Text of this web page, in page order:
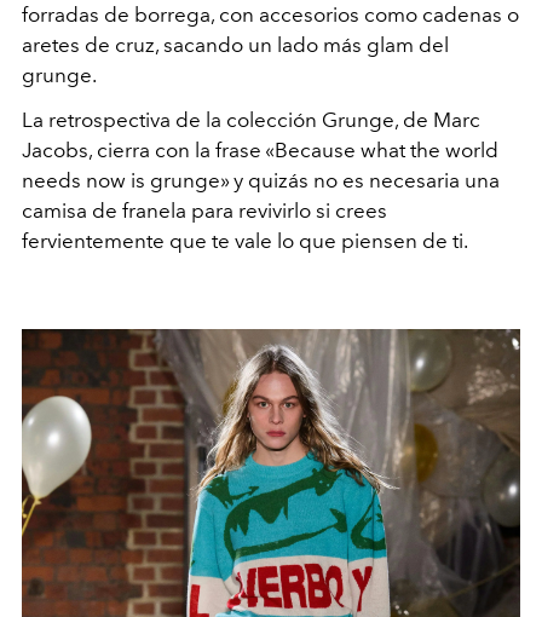
forradas de borrega, con accesorios como cadenas o
aretes de cruz, sacando un lado más glam del
grunge.
La retrospectiva de la colección Grunge, de Marc
Jacobs, cierra con la frase «Because what the world
needs now is grunge» y quizás no es necesaria una
camisa de franela para revivirlo si crees
fervientemente que te vale lo que piensen de ti.